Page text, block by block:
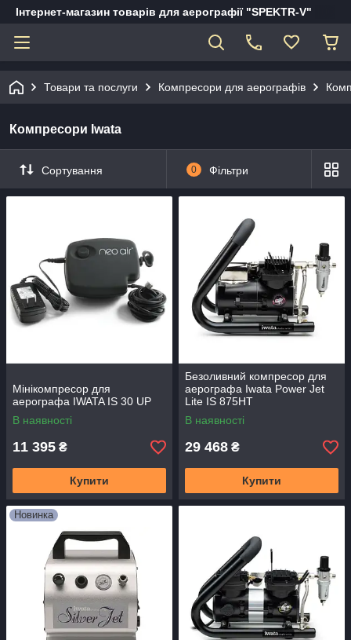
Інтернет-магазин товарів для аерографії "SPEKTR-V"
Товари та послуги Компресори для аерографів
Компресори Iwata
Сортування 0 Фільтри
Мінікомпресор для
аерографа IWATA IS 30 UP
В наявності
11 395 ₴
Купити
Безоливний компресор для
аерографа Iwata Power Jet
Lite IS 875HT
В наявності
29 468 ₴
Купити
Новинка